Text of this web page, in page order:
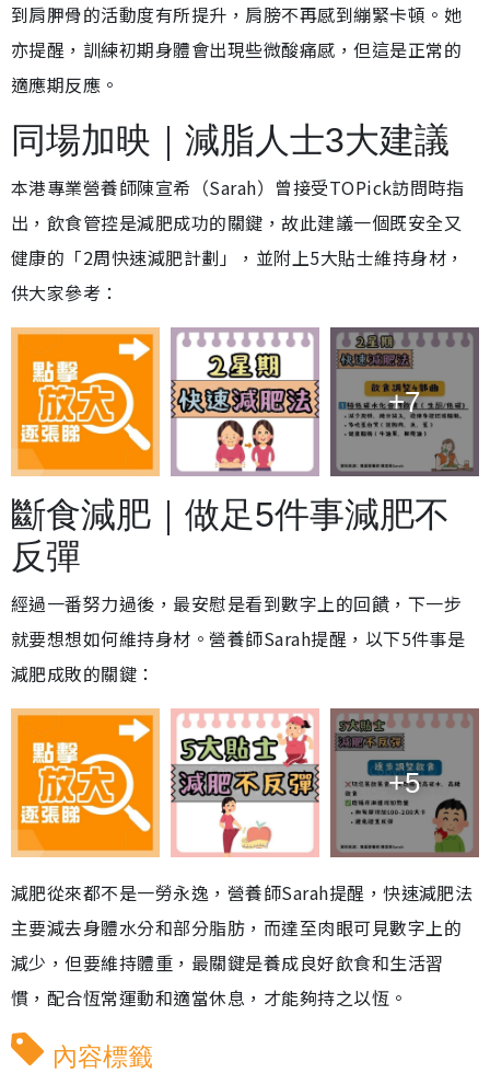
到肩胛骨的活動度有所提升，肩膀不再感到繃緊卡頓。她
亦提醒，訓練初期身體會出現些微酸痛感，但這是正常的
適應期反應。
同場加映｜減脂人士3大建議
本港專業營養師陳宣希（Sarah）曾接受TOPick訪問時指
出，飲食管控是減肥成功的關鍵，故此建議一個既安全又
健康的「2周快速減肥計劃」，並附上5大貼士維持身材，
供大家參考：
+7
斷食減肥｜做足5件事減肥不
反彈
經過一番努力過後，最安慰是看到數字上的回饋，下一步
就要想想如何維持身材。營養師Sarah提醒，以下5件事是
減肥成敗的關鍵：
+5
減肥從來都不是一勞永逸，營養師Sarah提醒，快速減肥法
主要減去身體水分和部分脂肪，而達至肉眼可見數字上的
減少，但要維持體重，最關鍵是養成良好飲食和生活習
慣，配合恆常運動和適當休息，才能夠持之以恆。
內容標籤